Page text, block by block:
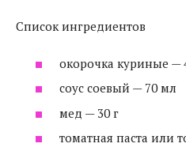
Список ингредиентов
окорочка куриные —
соус соевый — 70 мл
мед — 30 г
томатная паста или